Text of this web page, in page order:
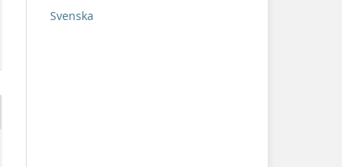
Svenska